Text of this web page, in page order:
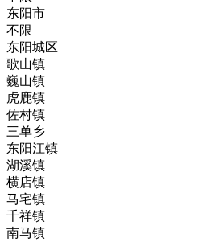
东阳市
不限
东阳城区
歌山镇
巍山镇
虎鹿镇
佐村镇
三单乡
东阳江镇
湖溪镇
横店镇
马宅镇
千祥镇
南马镇